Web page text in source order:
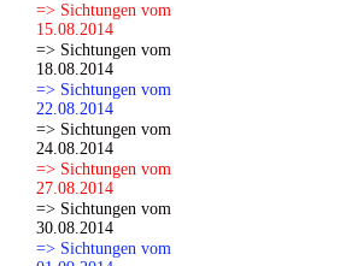
=> Sichtungen vom
15.08.2014
=> Sichtungen vom
18.08.2014
=> Sichtungen vom
22.08.2014
=> Sichtungen vom
24.08.2014
=> Sichtungen vom
27.08.2014
=> Sichtungen vom
30.08.2014
=> Sichtungen vom